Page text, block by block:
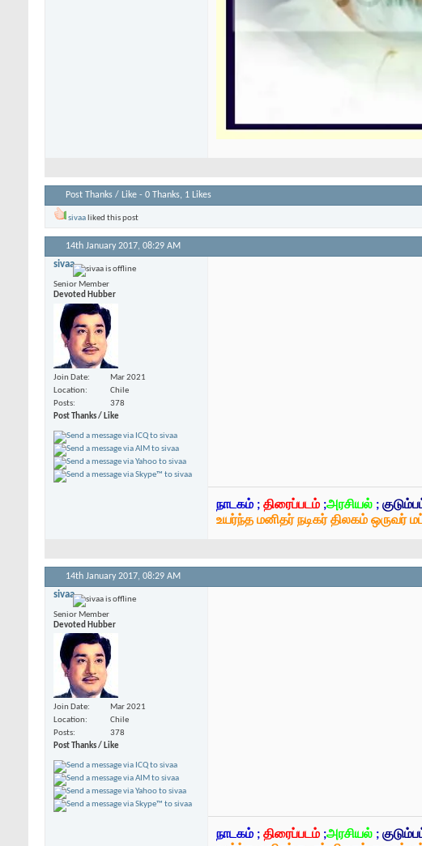
Post Thanks / Like - 0 Thanks, 1 Likes
sivaaliked this post
14th January 2017, 08:29 AM
sivaa
Senior Member
Devoted Hubber
Join Date
Mar 2021
Location
Chile
Posts
378
Post Thanks / Like
நாடகம் ; திரைப்படம் ;அரசியல் ;
உயர்ந்த மனிதர் நடிகர் திலகம் ஒருவர்
14th January 2017, 08:29 AM
sivaa
Senior Member
Devoted Hubber
Join Date
Mar 2021
Location
Chile
Posts
378
Post Thanks / Like
நாடகம் ; திரைப்படம் ;அரசியல் ;